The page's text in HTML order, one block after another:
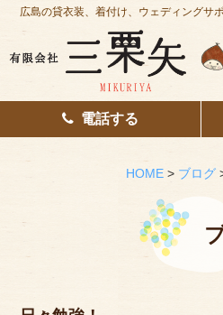
ホーム
はじめての方へ
広島の貸衣装、着付け、ウェディングサ
電話する
HOME> ブログ